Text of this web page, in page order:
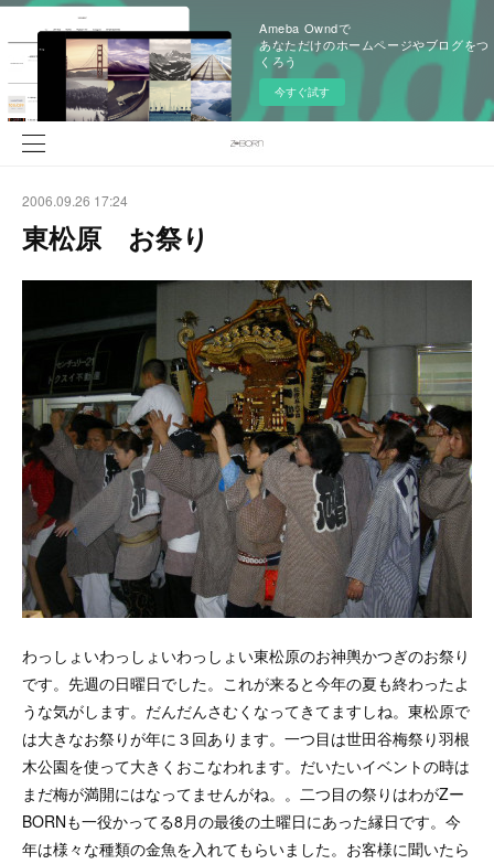
Ameba Owndで
あなただけのホームページやブログをつ
くろう
今すぐ試す
2006.09.26 17:24
東松原 お祭り
わっしょいわっしょいわっしょい東松原のお神輿かつぎのお祭り
です。先週の日曜日でした。これが来ると今年の夏も終わったよ
うな気がします。だんだんさむくなってきてますしね。東松原で
は大きなお祭りが年に３回あります。一つ目は世田谷梅祭り羽根
木公園を使って大きくおこなわれます。だいたいイベントの時は
まだ梅が満開にはなってませんがね。。二つ目の祭りはわがZー
BORNも一役かってる8月の最後の土曜日にあった縁日です。今
年は様々な種類の金魚を入れてもらいました。お客様に聞いたら